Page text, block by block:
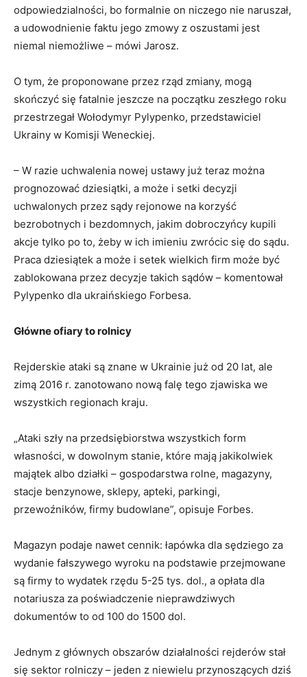
odpowiedzialności, bo formalnie on niczego nie naruszał,
a udowodnienie faktu jego zmowy z oszustami jest
niemal niemożliwe – mówi Jarosz.
O tym, że proponowane przez rząd zmiany, mogą
skończyć się fatalnie jeszcze na początku zeszłego roku
przestrzegał Wołodymyr Pylypenko, przedstawiciel
Ukrainy w Komisji Weneckiej.
– W razie uchwalenia nowej ustawy już teraz można
prognozować dziesiątki, a może i setki decyzji
uchwalonych przez sądy rejonowe na korzyść
bezrobotnych i bezdomnych, jakim dobroczyńcy kupili
akcje tylko po to, żeby w ich imieniu zwrócic się do sądu.
Praca dziesiątek a może i setek wielkich firm może być
zablokowana przez decyzje takich sądów – komentował
Pylypenko dla ukraińskiego Forbesa.
Główne ofiary to rolnicy
Rejderskie ataki są znane w Ukrainie już od 20 lat, ale
zimą 2016 r. zanotowano nową falę tego zjawiska we
wszystkich regionach kraju.
„Ataki szły na przedsiębiorstwa wszystkich form
własności, w dowolnym stanie, które mają jakikolwiek
majątek albo działki – gospodarstwa rolne, magazyny,
stacje benzynowe, sklepy, apteki, parkingi,
przewoźników, firmy budowlane”, opisuje Forbes.
Magazyn podaje nawet cennik: łapówka dla sędziego za
wydanie fałszywego wyroku na podstawie przejmowane
są firmy to wydatek rzędu 5-25 tys. dol., a opłata dla
notariusza za poświadczenie nieprawdziwych
dokumentów to od 100 do 1500 dol.
Jednym z głównych obszarów działalności rejderów stał
się sektor rolniczy – jeden z niewielu przynoszących dziś